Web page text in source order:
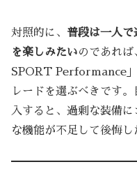
対照的に、 普段は一人で
を楽しみたいのであれ
SPORT Performance」
レードを選ぶべきです
入すると、過剰な装備
な機能が不足して後悔し